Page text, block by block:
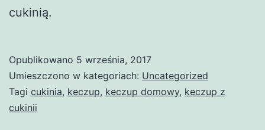
cukinią.
Opublikowano 5 września, 2017
Umieszczono w kategoriach: Uncategorized
Tagi cukinia, keczup, keczup domowy, keczup z
cukinii